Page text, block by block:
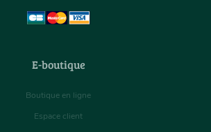
E-boutique
Boutique en ligne
Espace client